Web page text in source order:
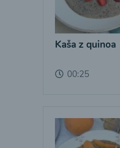
Kaša z quinoa
00:25